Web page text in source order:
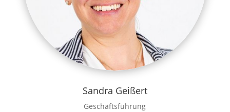
Sandra Geißert
Geschäftsführung